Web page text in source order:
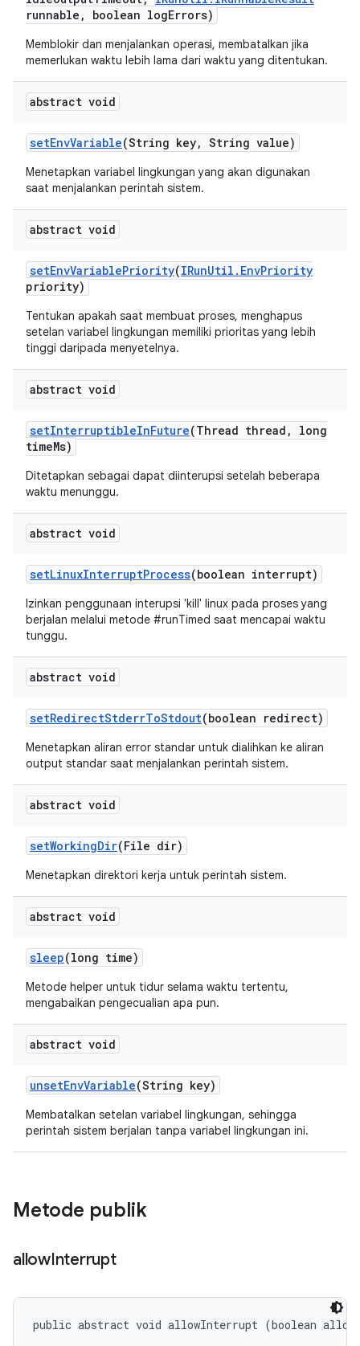
runnable , boolean logErrors)
Memblokir dan menjalankan operasi, membatalkan jika
memerlukan waktu lebih lama dari waktu yang ditentukan.
abstract void
setEnvVariable(String key, String value)
Menetapkan variabel lingkungan yang akan digunakan
saat menjalankan perintah sistem.
abstract void
setEnvVariablePriority(IRunUtil . EnvPriority
priority)
Tentukan apakah saat membuat proses, menghapus
setelan variabel lingkungan memiliki prioritas yang lebih
tinggi daripada menyetelnya.
abstract void
setInterruptibleInFuture(Thread thread ,
long
timeMs)
Ditetapkan sebagai dapat diinterupsi setelah beberapa
waktu menunggu.
abstract void
setLinuxInterruptProcess(boolean interrupt)
Izinkan penggunaan interupsi 'kill' linux pada proses yang
berjalan melalui metode #runTimed saat mencapai waktu
tunggu.
abstract void
setRedirectStderrToStdout(boolean redirect)
Menetapkan aliran error standar untuk dialihkan ke aliran
output standar saat menjalankan perintah sistem.
abstract void
setWorkingDir(File dir)
Menetapkan direktori kerja untuk perintah sistem.
abstract void
sleep(long time)
Metode helper untuk tidur selama waktu tertentu,
mengabaikan pengecualian apa pun.
abstract void
unsetEnvVariable(String key)
Membatalkan setelan variabel lingkungan, sehingga
perintah sistem berjalan tanpa variabel lingkungan ini.
Metode publik
allowInterrupt
public abstract void allowInterrupt (boolean